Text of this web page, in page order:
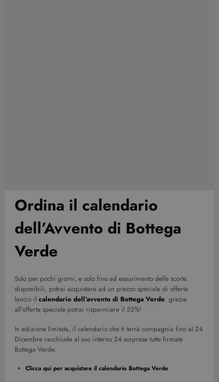
Ordina il calendario
dell’Avvento di Bottega
Verde
Solo per pochi giorni, e solo fino ad esaurimento delle scorte
disponibili, potrai acquistare ad un prezzo speciale di offerta
lancio il calendario dell’avvento di Bottega Verde: grazie
all’offerta speciale potrai risparmiare il 52%!
In edizione limitata, il calendario che ti terrà compagnia fino al 24
Dicembre racchiude al suo interno 24 sorprese tutte firmate
Bottega Verde.
Clicca qui per acquistare il calendario Bottega Verde